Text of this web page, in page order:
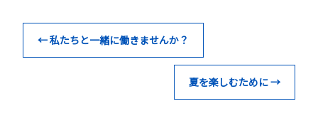
←私たちと一緒に働きませんか？
夏を楽しむために→